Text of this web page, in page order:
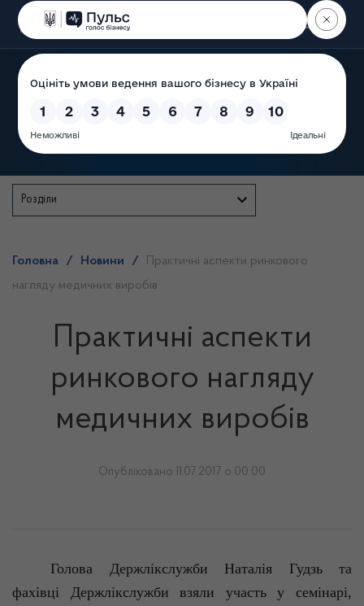
Пошук
Розділи
Головна / Новини /
Практичні аспекти ринкового
нагляду медичних виробів
Практичні аспекти
ринкового нагляду
медичних виробів
Опубліковано 11.07.2017 о 00:00
Голова Держлікслужби Наталія Гудзьта
фахівці Держлікслужби взяли участь у семінарі,